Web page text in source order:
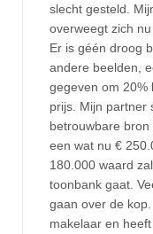
slecht gesteld.
overweegt zich
Er is géén droog
andere beelden,
gegeven om 20%
prijs. Mijn partner
betrouwbare
een wat nu €
180.000 waard
toonbank gaat.
gaan over de
makelaar en